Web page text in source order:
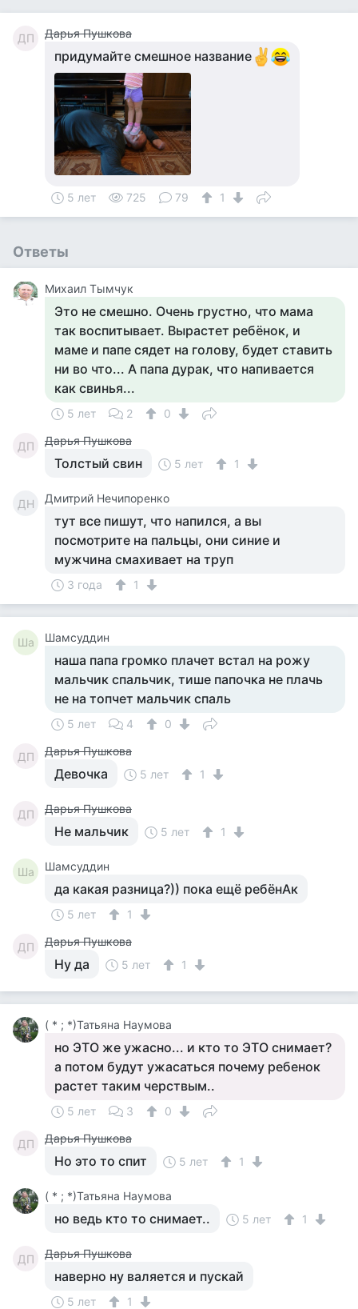
ДП Дарья Пушкова
придумайте смешное название
5 лет 725 79 1
Ответы
Михаил Тымчук
Это не смешно. Очень грустно, что мама
так воспитывает. Вырастет ребёнок, и
маме и папе сядет на голову, будет ставить
ни во что... А папа дурак, что напивается
как свинья...
5 лет 2 0
ДП Дарья Пушкова
Толстый свин 5 лет 1
ДН Дмитрий Нечипоренко
тут все пишут, что напился, а вы
посмотрите на пальцы, они синие и
мужчина смахивает на труп
3 года 1
Ша Шамсуддин
наша папа громко плачет встал на рожу
мальчик спальчик, тише папочка не плачь
не на топчет мальчик спаль
5 лет 4 0
ДП Дарья Пушкова
Девочка 5 лет 1
ДП Дарья Пушкова
Не мальчик 5 лет 1
Ша Шамсуддин
да какая разница?)) пока ещё ребёнАк
5 лет 1
ДП Дарья Пушкова
Ну да 5 лет 1
( * ; *)Татьяна Наумова
но ЭТО же ужасно... и кто то ЭТО снимает?
а потом будут ужасаться почему ребенок
растет таким черствым..
5 лет 3 0
ДП Дарья Пушкова
Но это то спит 5 лет 1
( * ; *)Татьяна Наумова
но ведь кто то снимает.. 5 лет 1
ДП Дарья Пушкова
наверно ну валяется и пускай
5 лет 1